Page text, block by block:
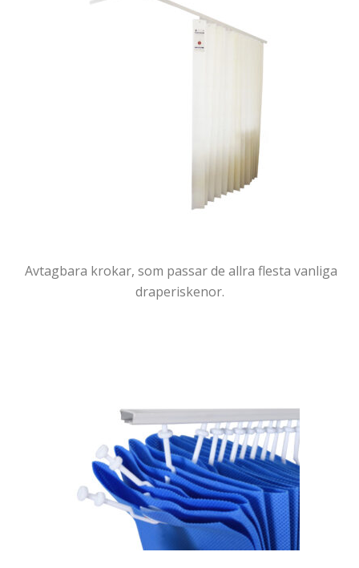
Avtagbara krokar, som passar de allra flesta vanliga
draperiskenor.